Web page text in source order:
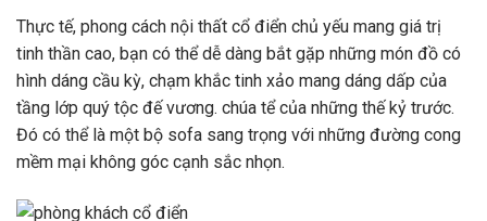
Thực tế, phong cách nội thất cổ điển chủ yếu mang giá trị
tinh thần cao, bạn có thể dễ dàng bắt gặp những món đồ có
hình dáng cầu kỳ, chạm khắc tinh xảo mang dáng dấp của
tầng lớp quý tộc đế vương. chúa tể của những thế kỷ trước.
Đó có thể là một bộ sofa sang trọng với những đường cong
mềm mại không góc cạnh sắc nhọn.